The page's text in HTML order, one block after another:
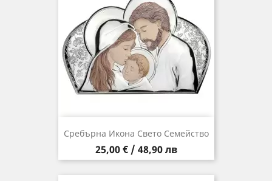
Сребърна Икона Свето Семейство
Цена
25,00 € / 48,90 лв